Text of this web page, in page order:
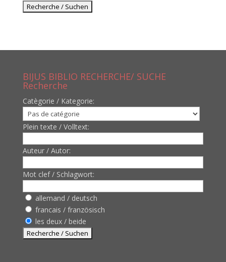
BIJUS BIBLIO RECHERCHE/ SUCHE
Recherche
Catègorie / Kategorie:
Plein texte / Volltext:
Auteur / Autor:
Mot clef / Schlagwort:
allemand / deutsch
francais / französisch
les deux / beide